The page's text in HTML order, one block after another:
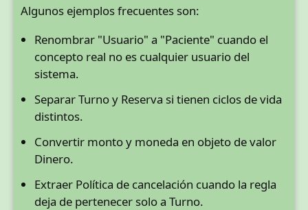
Algunos ejemplos frecuentes son:
Renombrar "Usuario" a "Paciente" cuando el
concepto real no es cualquier usuario del
sistema.
Separar Turno y Reserva si tienen ciclos de vida
distintos.
Convertir monto y moneda en objeto de valor
Dinero.
Extraer Política de cancelación cuando la regla
deja de pertenecer solo a Turno.